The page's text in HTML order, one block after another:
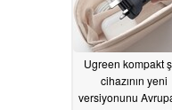
Ugreen kompakt
cihazının yeni
versiyonunu